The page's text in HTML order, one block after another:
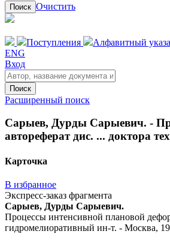
Поиск Очистить
Поступления Алфавитный
ENG
Вход
Поиск
Расширенный поиск
Сарыев, Дурды Сарыевич. -
автореферат дис. ... доктора
Карточка
В избранное
Экспресс-заказ фрагмента
Сарыев, Дурды Сарыевич.
Процессы интенсивной плановой
гидромелиоративный ин-т. - Москва,